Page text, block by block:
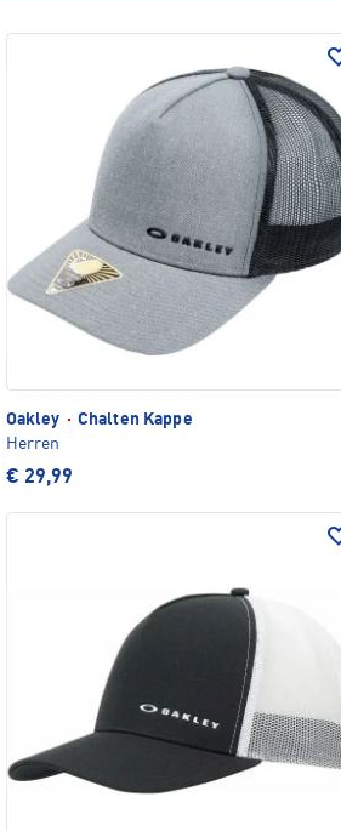
Oakley · Chalten Kappe
Herren
€ 29,99